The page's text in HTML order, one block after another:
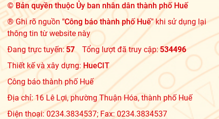
©Bản quyền thuộc Ủy ban nhân dân thành phố Huế
® Ghi rõ nguồn "Công báo thành phố Huế"khi sử dụng lại
thông tin từ website này
Đang trực tuyến:57 Tổng lượt đã truy cập:534496
Thiết kế và xây dựng: HueCIT
Công báo thành phố Huế
Địa chỉ: 16 Lê Lợi, phường Thuận Hóa, thành phố Huế
Điện thoại: 0234.3834537; Fax: 0234.3834537